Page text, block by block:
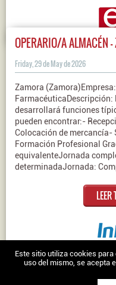
OPERARIO/A ALMACÉN
Friday, 29 de May de 2026
Zamora
desarrollará funciones
pueden encontrar:-
Colocación de mercancía-
Formación Profesional
equivalenteJornada
determinadaJornada:
Nosotros|Contacto|
Este sitio utiliza cookies
uso del mismo, se acepta